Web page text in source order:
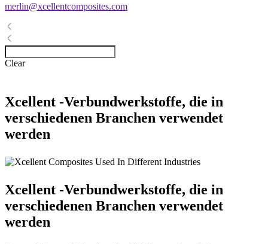
merlin@xcellentcomposites.com
Clear
Xcellent -Verbundwerkstoffe, die in
verschiedenen Branchen verwendet
werden
Xcellent -Verbundwerkstoffe, die in
verschiedenen Branchen verwendet
werden